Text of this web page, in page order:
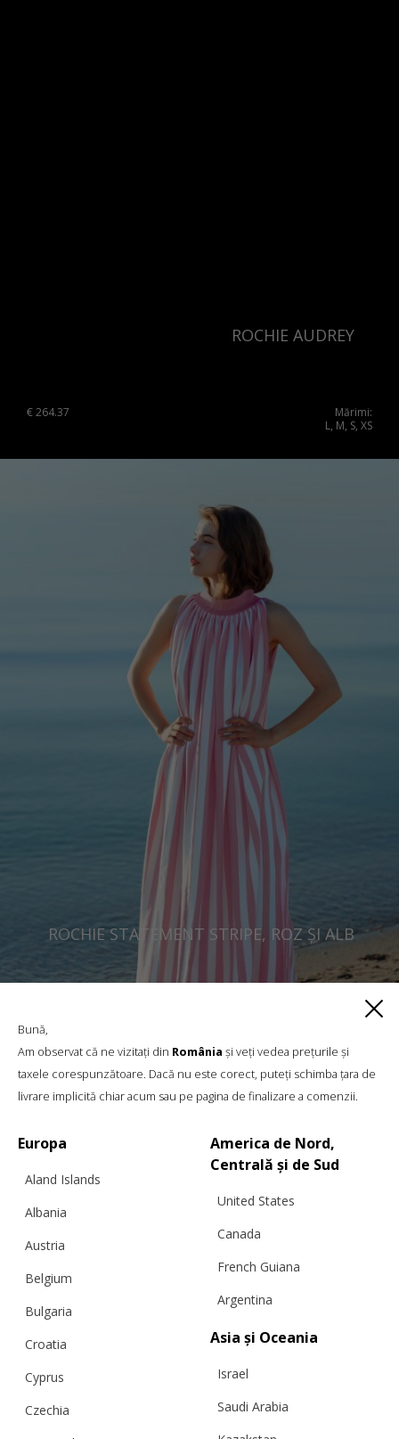
ROCHIE AUDREY
€264.37
Mărimi:
L, M, S, XS
ROCHIE STATEMENT STRIPE, ROZ ȘI ALB
Mărimi:
Bună,
Am observat că ne vizitați din România și veți vedea prețurile și
taxele corespunzătoare. Dacă nu este corect, puteți schimba țara de
livrare implicită chiar acum sau pe pagina de finalizare a comenzii.
Europa
Aland Islands
Albania
Austria
Belgium
Bulgaria
Croatia
Cyprus
Czechia
America de Nord,
Centrală și de Sud
United States
Canada
French Guiana
Argentina
Asia și Oceania
Israel
Saudi Arabia